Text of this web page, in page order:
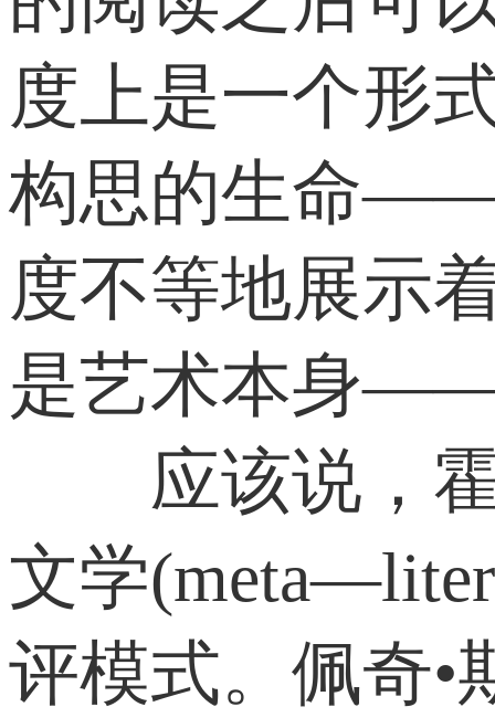
度上是一个形
构思的生命——
度不等地展示
是艺术本身——
应该说，霍
文学
评模式。佩奇•